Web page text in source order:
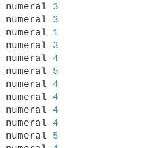
numeral 3
numeral 3
numeral 1
numeral 3
numeral 4
numeral 5
numeral 4
numeral 4
numeral 4
numeral 4
numeral 5